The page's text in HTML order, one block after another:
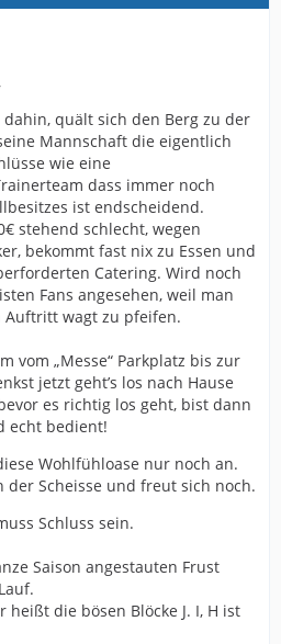
quält sich den Berg zu der
Mannschaft die eigentlich
wie eine
dass immer noch
ist endscheidend.
stehend schlecht, wegen
bekommt fast nix zu Essen und
Catering. Wird noch
Fans angesehen, weil man
Auftritt wagt zu pfeifen.
vom „Messe“ Parkplatz bis zur
jetzt geht’s los nach Hause
es richtig los geht, bist dann
echt bedient!
Wohlfühloase nur noch an.
der Scheisse und freut sich noch.
Schluss sein.
Saison angestauten Frust
die bösen Blöcke J. I, H ist